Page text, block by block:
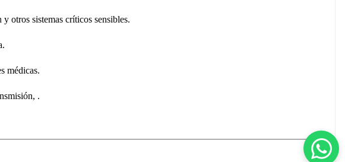
otros sistemas críticos sensibles.
médicas.
.